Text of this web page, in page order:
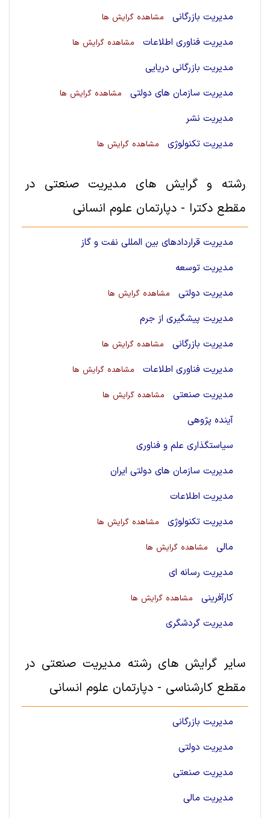
مدیریت بازرگانی مشاهده گرایش ها
مدیریت فناوری اطلاعات مشاهده گرایش ها
مدیریت بازرگانی دریایی
مدیریت سازمان های دولتی
مشاهده گرایش ها
مدیریت نشر
مدیریت تکنولوژی
مشاهده گرایش ها
رشته و گرایش های مدیریت صنعتی در
مقطع دکترا - دپارتمان علوم انسانی
مدیریت قراردادهای بین المللی نفت و گاز
مدیریت توسعه
مدیریت دولتی
مشاهده گرایش ها
مدیریت پیشگیری از جرم
مدیریت بازرگانی
مشاهده گرایش ها
مدیریت فناوری اطلاعات مشاهده گرایش ها
مدیریت صنعتی مشاهده گرایش ها
آینده پژوهی
سیاستگذاری علم و فناوری
مدیریت سازمان های دولتی ایران
مدیریت اطلاعات
مدیریت تکنولوژی
مشاهده گرایش ها
مالی مشاهده گرایش ها
مدیریت رسانه ای
کارآفرینی
مشاهده گرایش ها
مدیریت گردشگری
سایر گرایش های رشته مدیریت صنعتی در
مقطع کارشناسی - دپارتمان علوم انسانی
مدیریت بازرگانی
مدیریت دولتی
مدیریت صنعتی
مدیریت مالی